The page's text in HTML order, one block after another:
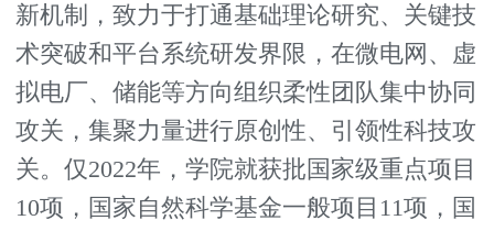
新机制，致力于打通基础理论研究、关键技
术突破和平台系统研发界限，在微电网、虚
拟电厂、储能等方向组织柔性团队集中协同
攻关，集聚力量进行原创性、引领性科技攻
关。仅2022年，学院就获批国家级重点项目
10项，国家自然科学基金一般项目11项，国